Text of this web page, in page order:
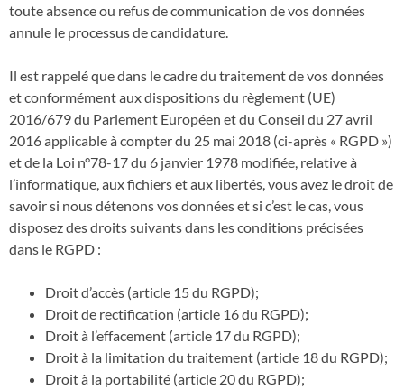
toute absence ou refus de communication de vos données
annule le processus de candidature.
Il est rappelé que dans le cadre du traitement de vos données
et conformément aux dispositions du règlement (UE)
2016/679 du Parlement Européen et du Conseil du 27 avril
2016 applicable à compter du 25 mai 2018 (ci-après « RGPD »)
et de la Loi n°78-17 du 6 janvier 1978 modifiée, relative à
l’informatique, aux fichiers et aux libertés, vous avez le droit de
savoir si nous détenons vos données et si c’est le cas, vous
disposez des droits suivants dans les conditions précisées
dans le RGPD :
Droit d’accès (article 15 du RGPD);
Droit de rectification (article 16 du RGPD);
Droit à l’effacement (article 17 du RGPD);
Droit à la limitation du traitement (article 18 du RGPD);
Droit à la portabilité (article 20 du RGPD);